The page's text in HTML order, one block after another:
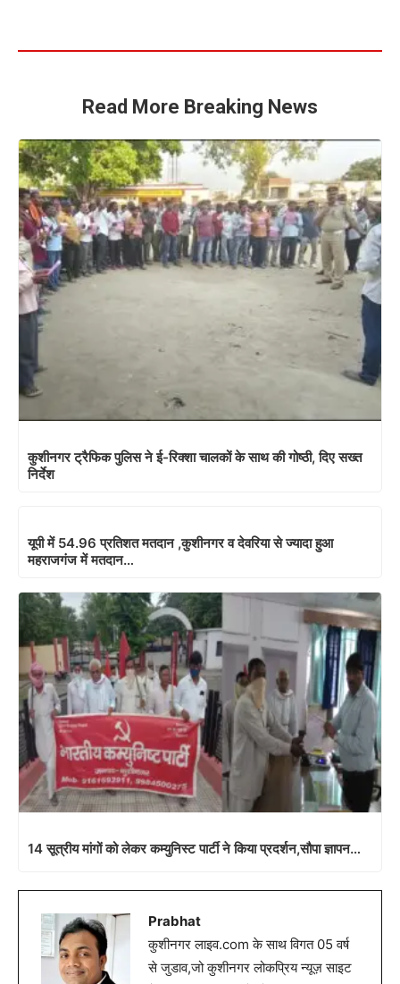
Read More Breaking News
कुशीनगर ट्रैफिक पुलिस ने ई-रिक्शा चालकों के साथ की गोष्ठी, दिए सख्त
निर्देश
यूपी में 54.96 प्रतिशत मतदान ,कुशीनगर व देवरिया से ज्यादा हुआ
महराजगंज में मतदान…
14 सूत्रीय मांगों को लेकर कम्युनिस्ट पार्टी ने किया प्रदर्शन,सौपा ज्ञापन…
Prabhat
कुशीनगर लाइव.com के साथ विगत 05 वर्ष
से जुडाव,जो कुशीनगर लोकप्रिय न्यूज़ साइट